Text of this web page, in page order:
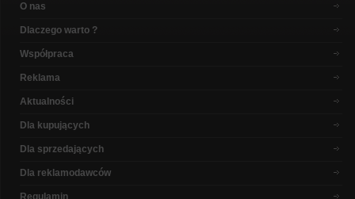
O nas
Dlaczego warto ?
Współpraca
Reklama
Aktualności
Dla kupujących
Dla sprzedających
Dla reklamodawców
Regulamin